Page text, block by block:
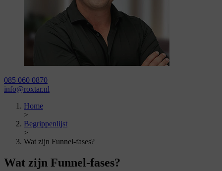
085 060 0870
info@roxtar.nl
Home
>
Begrippenlijst
>
Wat zijn Funnel-fases?
Wat zijn Funnel-fases?